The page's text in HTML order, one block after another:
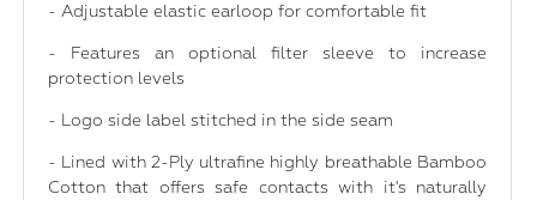
- Adjustable elastic earloop for comfortable fit
- Features an optional filter sleeve to increase
protection levels
- Logo side label stitched in the side seam
- Lined with 2-Ply ultrafine highly breathable Bamboo
Cotton that offers safe contacts with it's naturally